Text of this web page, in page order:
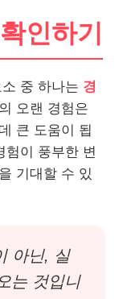
인하기
중 하나는 경
오랜 경험은
큰 도움이 됩
험이 풍부한 변
기대할 수 있
아닌, 실
는 것입니